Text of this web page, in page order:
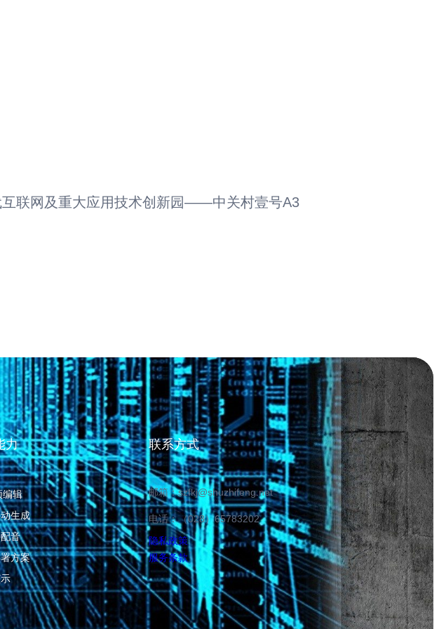
互联网及重大应用技术创新园——中关村壹号A3
力
编辑
生成
音
方案
联系方式
邮箱：szfkj@shuzhifeng.net
电话：（028）65783202
隐私政策
服务条款